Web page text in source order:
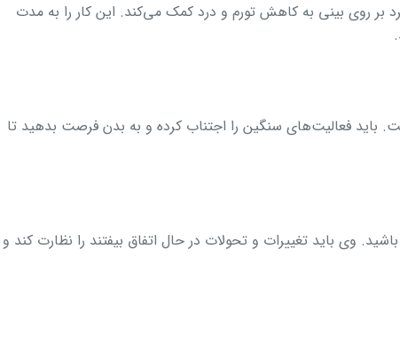
بر روی بینی به کاهش تورم و درد کمک می‌کند. این کار را به مدت
باید فعالیت‌های سنگین را اجتناب کرده و به بدن فرصت بدهید تا
وی باید تغییرات و تحولات در حال اتفاق بیفتند را نظارت کند و